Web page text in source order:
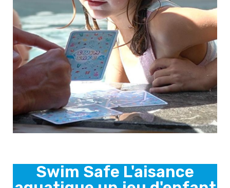
Swim Safe L'aisance